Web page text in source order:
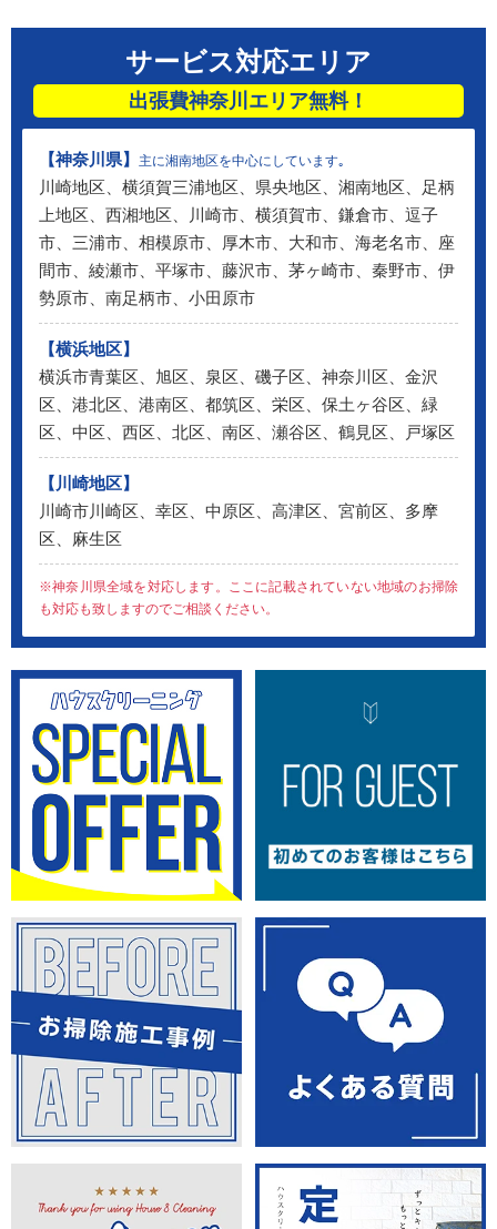
サービス対応エリア
出張費神奈川エリア無料！
【神奈川県】 主に湘南地区を中心にしています｡
川崎地区、横須賀三浦地区、県央地区、湘南地区、足柄
上地区、西湘地区、川崎市、横須賀市、鎌倉市、逗子
市、三浦市、相模原市、厚木市、大和市、海老名市、座
間市、綾瀬市、平塚市、藤沢市、茅ヶ崎市、秦野市、伊
勢原市、南足柄市、小田原市
【横浜地区】
横浜市青葉区、旭区、泉区、磯子区、神奈川区、金沢
区、港北区、港南区、都筑区、栄区、保土ヶ谷区、緑
区、中区、西区、北区、南区、瀬谷区、鶴見区、戸塚区
【川崎地区】
川崎市川崎区、幸区、中原区、高津区、宮前区、多摩
区、麻生区
※神奈川県全域を対応します。ここに記載されていない地域のお掃除
も対応も致しますのでご相談ください。